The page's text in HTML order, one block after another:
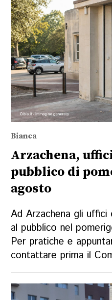
Bianca
Arzachena,
pubblico di
agosto
Ad Arzachena gli uffici
al pubblico nel
Per pratiche e
contattare prima il